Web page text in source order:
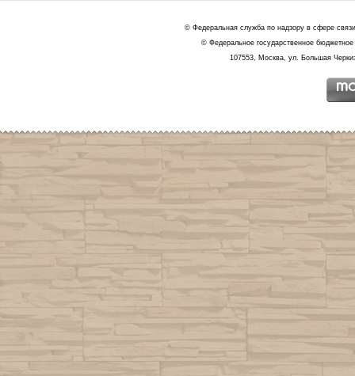
© Федеральная служба по надзору в сфере
© Федеральное государственное
107553, Москва, ул. Большая